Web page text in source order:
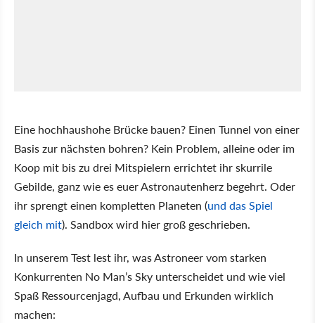
Eine hochhaushohe Brücke bauen? Einen Tunnel von einer
Basis zur nächsten bohren? Kein Problem, alleine oder im
Koop mit bis zu drei Mitspielern errichtet ihr skurrile
Gebilde, ganz wie es euer Astronautenherz begehrt. Oder
ihr sprengt einen kompletten Planeten (und das Spiel
gleich mit). Sandbox wird hier groß geschrieben.
In unserem Test lest ihr, was Astroneer vom starken
Konkurrenten No Man’s Sky unterscheidet und wie viel
Spaß Ressourcenjagd, Aufbau und Erkunden wirklich
machen: